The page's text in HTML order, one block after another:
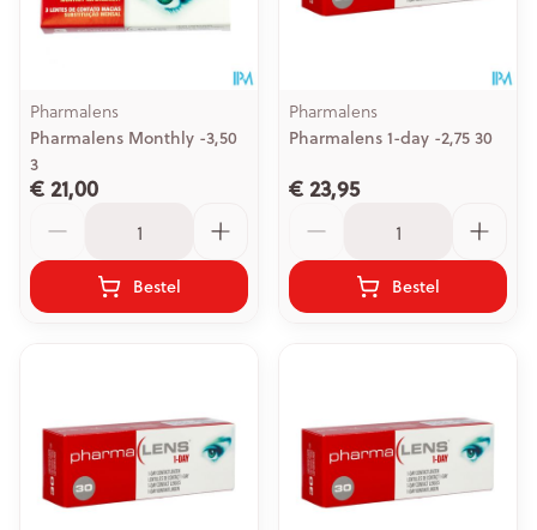
Pharmalens
Pharmalens Monthly -3,50
3
€ 21,00
Bestel
Pharmalens
Pharmalens 1-day -2,75 30
€ 23,95
Bestel